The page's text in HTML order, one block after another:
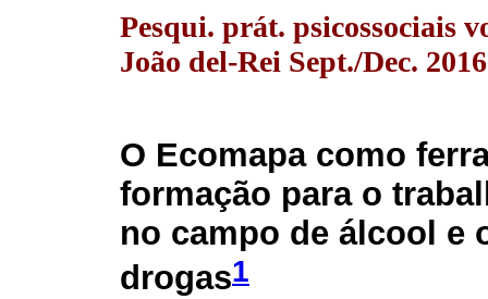
Pesqui. prát. psicossociais
João del-Rei Sept./Dec. 2016
O Ecomapa como
formação para o
no campo de álcool e
drogas1